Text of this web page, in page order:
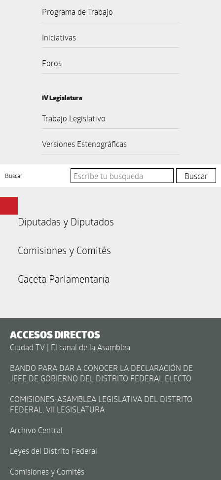
Programa de Trabajo
Iniciativas
Foros
IV Legislatura
Trabajo Legislativo
Versiones Estenográficas
Buscar
Diputadas y Diputados
Comisiones y Comités
Gaceta Parlamentaria
ACCESOS DIRECTOS
Ciudad TV | El canal de la Asamblea
BANDO PARA DAR A CONOCER LA DECLARACIÓN DE
JEFE DE GOBIERNO DEL DISTRITO FEDERAL ELECTO
COMISIONES-ASAMBLEA LEGISLATIVA DEL DISTRITO
FEDERAL, VII LEGISLATURA
Archivo Central
Leyes del Distrito Federal
Comisiones y Comités